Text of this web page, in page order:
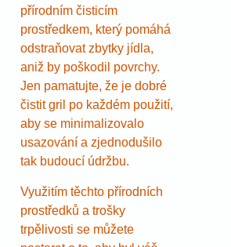
přírodním čisticím
prostředkem, který pomáhá
odstraňovat zbytky jídla,
aniž by poškodil povrchy.
Jen pamatujte, že je dobré
čistit gril po každém použití,
aby se minimalizovalo
usazování a zjednodušilo
tak budoucí údržbu.
Využitím těchto přírodních
prostředků a trošky
trpělivosti se můžete